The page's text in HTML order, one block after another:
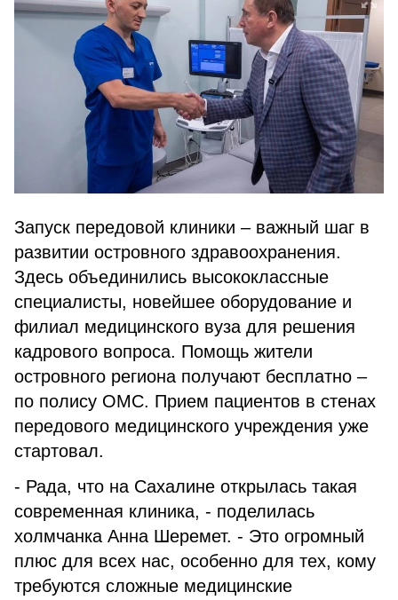
Запуск передовой клиники – важный шаг в
развитии островного здравоохранения.
Здесь объединились высококлассные
специалисты, новейшее оборудование и
филиал медицинского вуза для решения
кадрового вопроса. Помощь жители
островного региона получают бесплатно –
по полису ОМС. Прием пациентов в стенах
передового медицинского учреждения уже
стартовал.
- Рада, что на Сахалине открылась такая
современная клиника, - поделилась
холмчанка Анна Шеремет. - Это огромный
плюс для всех нас, особенно для тех, кому
требуются сложные медицинские